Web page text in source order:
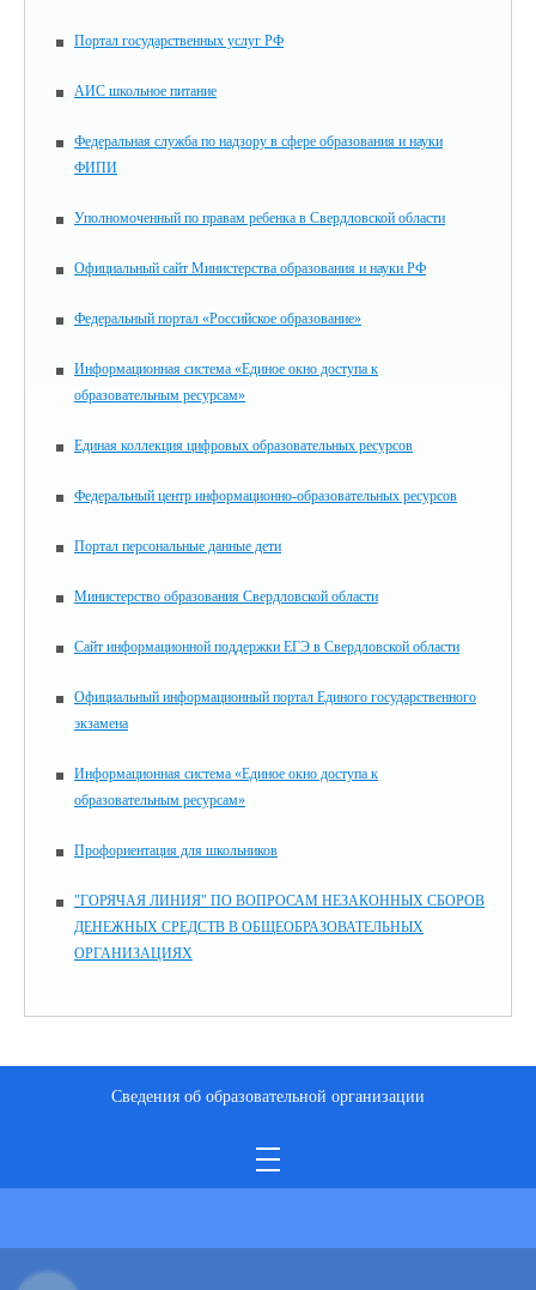
Портал государственных услуг РФ
АИС школьное питание
Федеральная служба по надзору в сфере образования и науки
ФИПИ
Уполномоченный по правам ребенка в Свердловской области
Официальный сайт Министерства образования и науки РФ
Федеральный портал «Российское образование»
Информационная система «Единое окно доступа к
образовательным ресурсам»
Единая коллекция цифровых образовательных ресурсов
Федеральный центр информационно-образовательных ресурсов
Портал персональные данные дети
Министерство образования Свердловской области
Сайт информационной поддержки ЕГЭ в Свердловской области
Официальный информационный портал Единого государственного
экзамена
Информационная система «Единое окно доступа к
образовательным ресурсам»
Профориентация для школьников
"ГОРЯЧАЯ ЛИНИЯ" ПО ВОПРОСАМ НЕЗАКОННЫХ СБОРОВ
ДЕНЕЖНЫХ СРЕДСТВ В ОБЩЕОБРАЗОВАТЕЛЬНЫХ
ОРГАНИЗАЦИЯХ
Сведения об образовательной организации